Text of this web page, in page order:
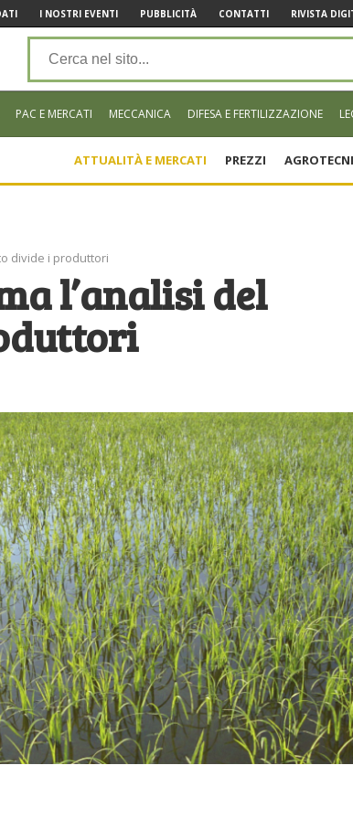
I NOSTRI EVENTI PUBBLICITÀ CONTATTI RIVISTA
PAC E MERCATI MECCANICA DIFESA E FERTILIZZAZIONE
ATTUALITÀ E MERCATI PREZZI
divide i produttori
l’analisi del